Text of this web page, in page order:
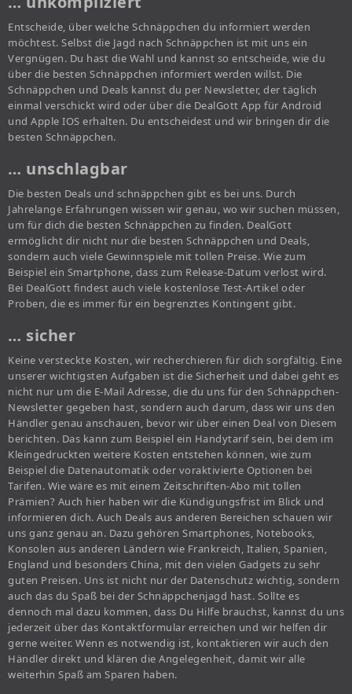
Entscheide, über welche Schnäppchen du informiert werden
möchtest. Selbst die Jagd nach Schnäppchen ist mit uns ein
Vergnügen. Du hast die Wahl und kannst so entscheide, wie du
über die besten Schnäppchen informiert werden willst. Die
Schnäppchen und Deals kannst du per Newsletter, der täglich
einmal verschickt wird oder über die DealGott App für Android
und Apple IOS erhalten. Du entscheidest und wir bringen dir die
besten Schnäppchen.
… unschlagbar
Die besten Deals und schnäppchen gibt es bei uns. Durch
Jahrelange Erfahrungen wissen wir genau, wo wir suchen müssen,
um für dich die besten Schnäppchen zu finden. DealGott
ermöglicht dir nicht nur die besten Schnäppchen und Deals,
sondern auch viele Gewinnspiele mit tollen Preise. Wie zum
Beispiel ein Smartphone, dass zum Release-Datum verlost wird.
Bei DealGott findest auch viele kostenlose Test-Artikel oder
Proben, die es immer für ein begrenztes Kontingent gibt.
… sicher
Keine versteckte Kosten, wir recherchieren für dich sorgfältig. Eine
unserer wichtigsten Aufgaben ist die Sicherheit und dabei geht es
nicht nur um die E-Mail Adresse, die du uns für den Schnäppchen-
Newsletter gegeben hast, sondern auch darum, dass wir uns den
Händler genau anschauen, bevor wir über einen Deal von Diesem
berichten. Das kann zum Beispiel ein Handytarif sein, bei dem im
Kleingedruckten weitere Kosten entstehen können, wie zum
Beispiel die Datenautomatik oder voraktivierte Optionen bei
Tarifen. Wie wäre es mit einem Zeitschriften-Abo mit tollen
Prämien? Auch hier haben wir die Kündigungsfrist im Blick und
informieren dich. Auch Deals aus anderen Bereichen schauen wir
uns ganz genau an. Dazu gehören Smartphones, Notebooks,
Konsolen aus anderen Ländern wie Frankreich, Italien, Spanien,
England und besonders China, mit den vielen Gadgets zu sehr
guten Preisen. Uns ist nicht nur der Datenschutz wichtig, sondern
auch das du Spaß bei der Schnäppchenjagd hast. Sollte es
dennoch mal dazu kommen, dass Du Hilfe brauchst, kannst du uns
jederzeit über das Kontaktformular erreichen und wir helfen dir
gerne weiter. Wenn es notwendig ist, kontaktieren wir auch den
Händler direkt und klären die Angelegenheit, damit wir alle
weiterhin Spaß am Sparen haben.